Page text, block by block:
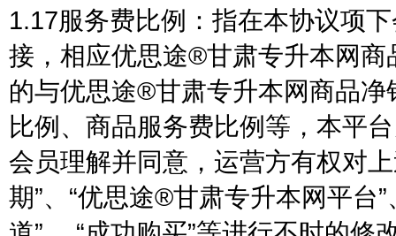
1.17服务费比例：指在本协议项
接，相应优思途®甘肃专升本网
的与优思途®甘肃专升本网商品
比例、商品服务费比例等，本平
会员理解并同意，运营方有权对
期”、“优思途®甘肃专升本网平台